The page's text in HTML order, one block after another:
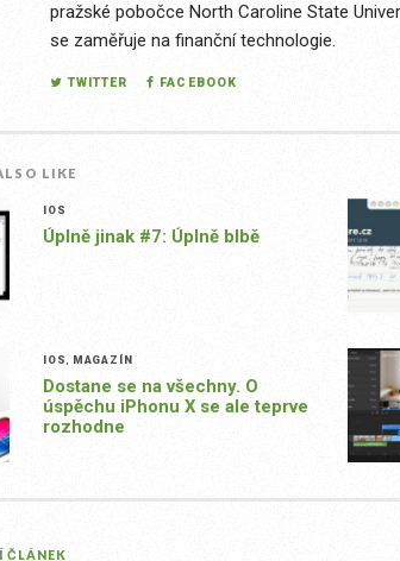
pražské pobočce North Caroline State
se zaměřuje na finanční technologie.
TWITTER FACEBOOK
LIKE
IOS
Úplně jinak #7: Úplně blbě
IOS MAGAZÍN
Dostane se na všechny. O
úspěchu iPhonu X se ale teprve
rozhodne
ČLÁNEK